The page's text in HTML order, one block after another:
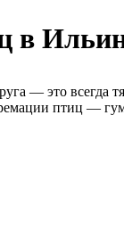
в
— это всегда
птиц —